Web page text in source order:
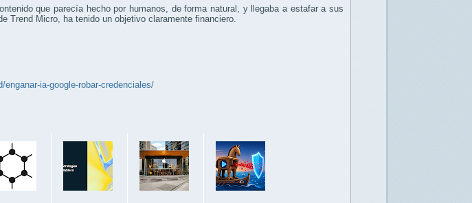
que parecía hecho por humanos, de forma natural, y llegaba a estafar a sus
Trend Micro, ha tenido un objetivo claramente financiero.
ia-google-robar-credenciales/